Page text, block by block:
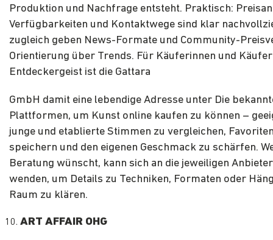
Produktion und Nachfrage entsteht. Praktisch:
Verfügbarkeiten und Kontaktwege sind klar
zugleich geben News-Formate und Community-
Orientierung über Trends. Für Käuferinnen und
Entdeckergeist ist die Gattara
GmbH damit eine lebendige Adresse unter Die
Plattformen, um Kunst online kaufen zu können –
junge und etablierte Stimmen zu vergleichen,
speichern und den eigenen Geschmack zu schärfen.
Beratung wünscht, kann sich an die jeweiligen
wenden, um Details zu Techniken, Formaten oder
Raum zu klären.
ART AFFAIR OHG